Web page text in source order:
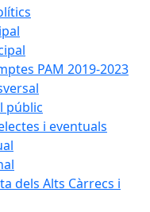
PAM 2019-2023
públic
i eventuals
dels Alts Càrrecs i